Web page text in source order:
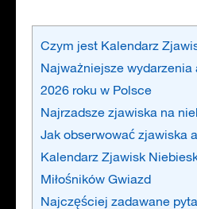
Czym jest Kalendarz
Najważniejsze
2026 roku w Polsce
Najrzadsze zjawiska na
Jak obserwować zjawiska
Kalendarz Zjawisk
Miłośników Gwiazd
Najczęściej zadawane